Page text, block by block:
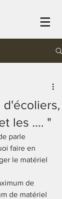
d'écoliers,
les .... "
parle
faire en
le matériel
de
de matériel